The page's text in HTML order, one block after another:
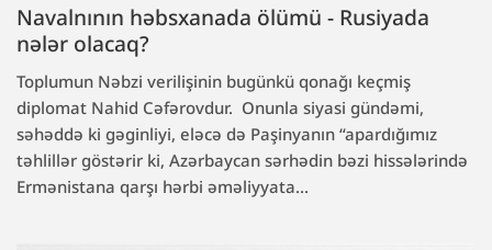
Navalnının həbsxanada ölümü - Rusiyada
nələr olacaq?
Toplumun Nəbzi verilişinin bugünkü qonağı keçmiş
diplomat Nahid Cəfərovdur. Onunla siyasi gündəmi,
səhəddə ki gəginliyi, eləcə də Paşinyanın “apardığımız
təhlillər göstərir ki, Azərbaycan sərhədin bəzi hissələrində
Ermənistana qarşı hərbi əməliyyata...